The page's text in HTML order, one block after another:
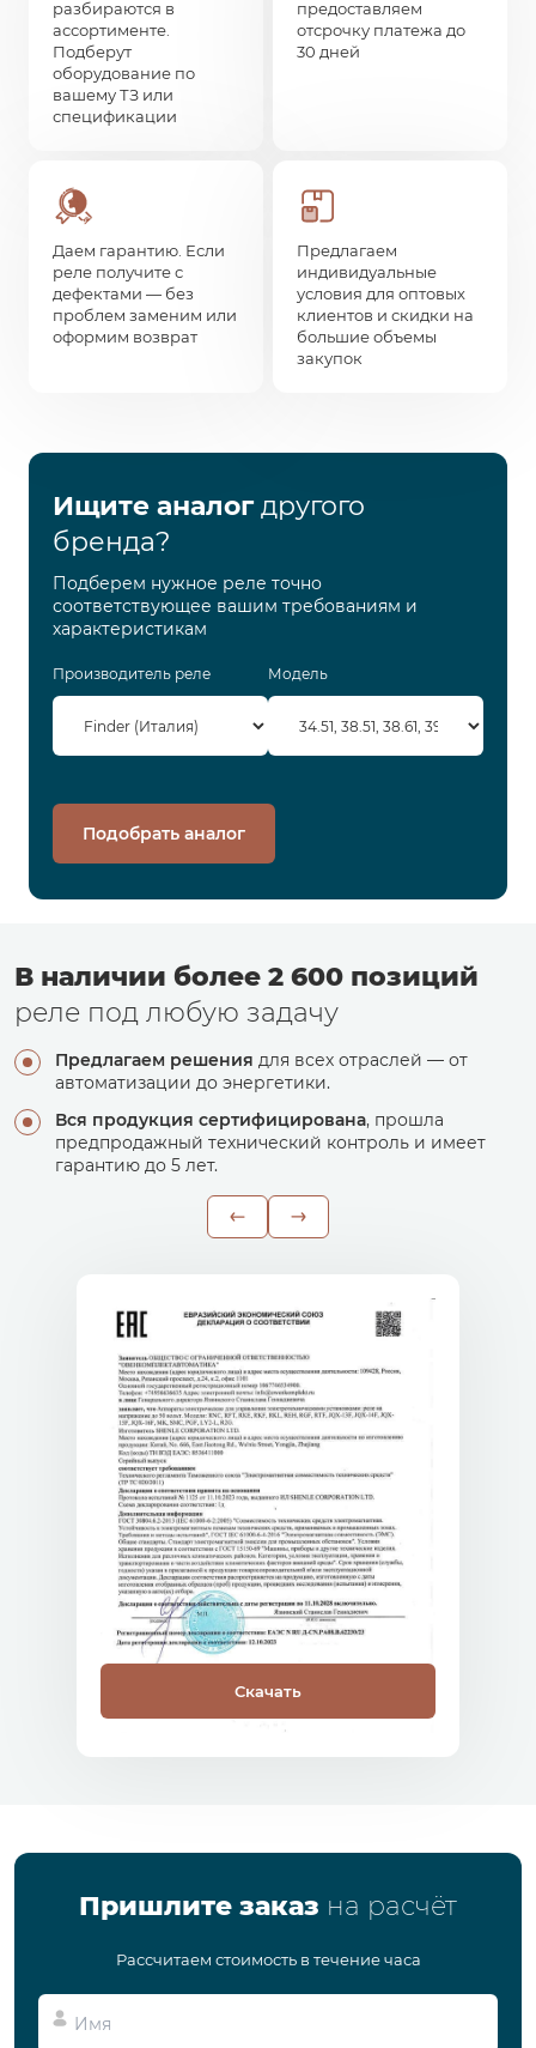
разбираются в
ассортименте.
Подберут
оборудование по
вашему ТЗ или
спецификации
предоставляем
отсрочку платежа до
30 дней
Даем гарантию. Если
реле получите с
дефектами — без
проблем заменим или
оформим возврат
Предлагаем
индивидуальные
условия для оптовых
клиентов и скидки на
большие объемы
закупок
Ищите аналогдругого
бренда?
Подберем нужное реле точно
соответствующее вашим требованиям и
характеристикам
Производитель реле Модель
Подобрать аналог
В наличии более 2 600 позиций
реле под любую задачу
Предлагаем решения для всех отраслей — от
автоматизации до энергетики.
Вся продукция сертифицирована, прошла
предпродажный технический контроль и имеет
гарантию до 5 лет.
Скачать
Пришлите заказ на расчёт
Рассчитаем стоимость в течение часа